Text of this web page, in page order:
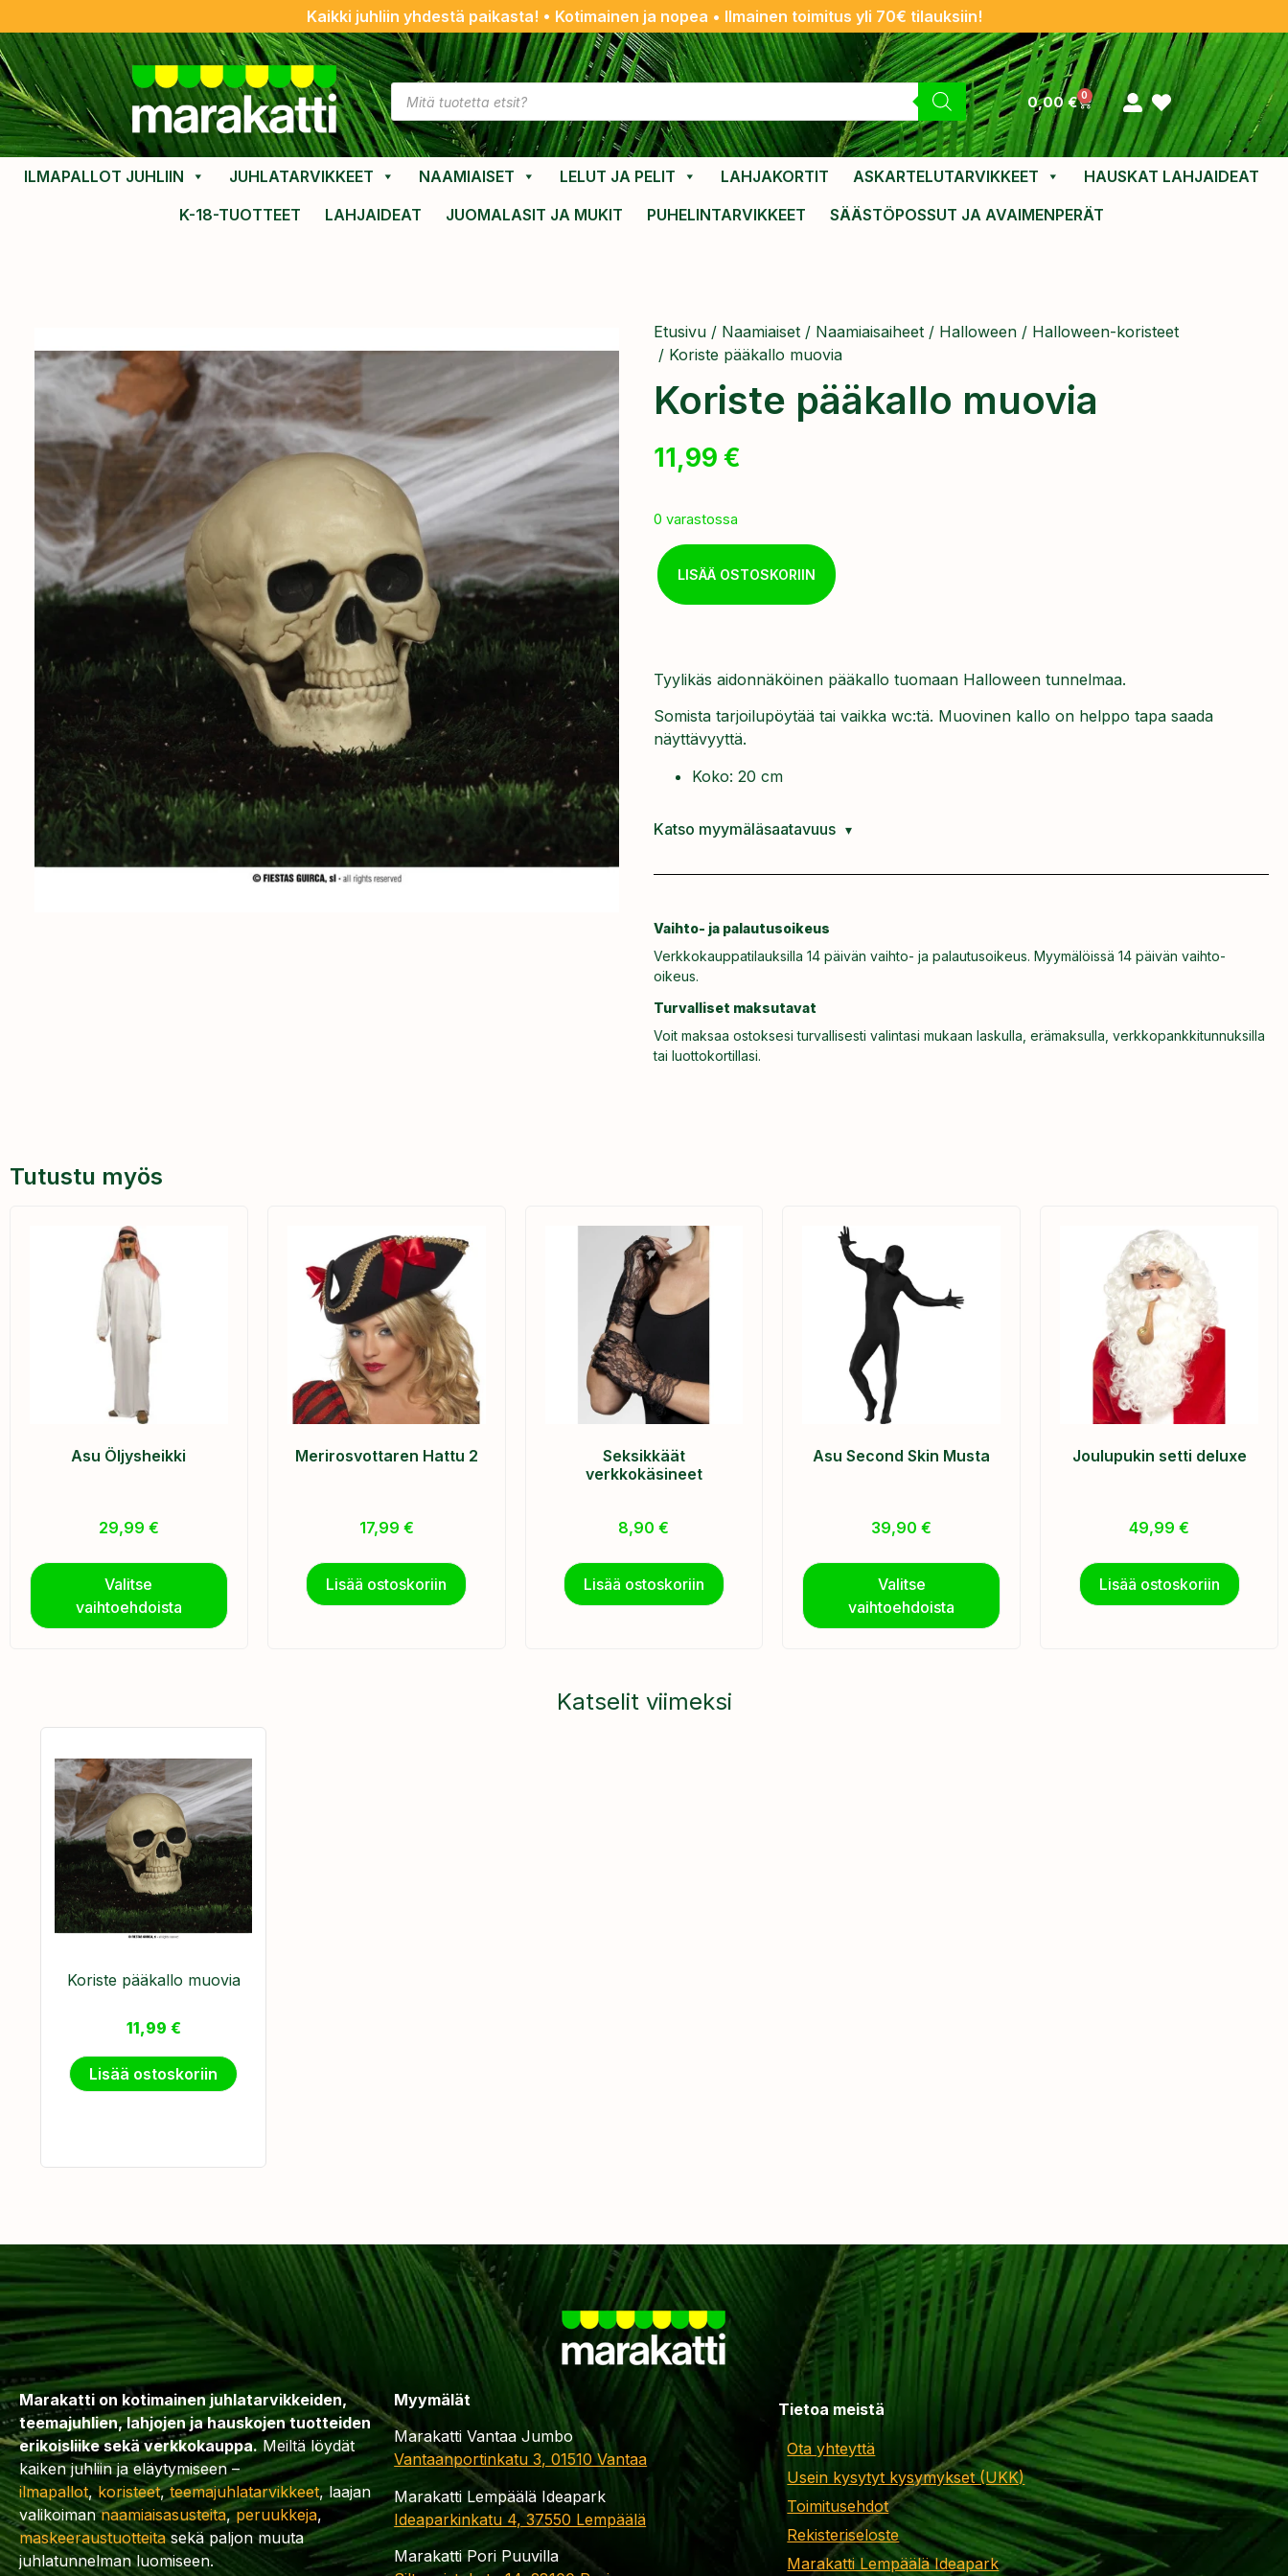
Kaikki juhliin yhdestä paikasta! • Kotimainen ja nopea • Ilmainen toimitus yli 70€ tilauksiin!
0,00€ 0
ILMAPALLOT JUHLIIN JUHLATARVIKKEET NAAMIAISET LELUT JA PELIT LAHJAKORTIT ASKARTELUTARVIKKEET
HAUSKAT LAHJAIDEAT
K-18-TUOTTEET
LAHJAIDEAT JUOMALASIT JA MUKIT PUHELINTARVIKKEET SÄÄSTÖPOSSUT JA AVAIMENPERÄT
Etusivu / Naamiaiset / Naamiaisaiheet / Halloween / Halloween-koristeet
/ Koriste pääkallo muovia
Koriste pääkallo muovia
11,99 €
0 varastossa
LISÄÄ OSTOSKORIIN
Tyylikäs aidonnäköinen pääkallo tuomaan Halloween tunnelmaa.
Somista tarjoilupöytää tai vaikka wc:tä. Muovinen kallo on helppo tapa saada
näyttävyyttä.
Koko: 20 cm
Katso myymäläsaatavuus
Vaihto- ja palautusoikeus
Verkkokauppatilauksilla 14 päivän vaihto- ja palautusoikeus. Myymälöissä 14 päivän vaihto-
oikeus.
Turvalliset maksutavat
Voit maksaa ostoksesi turvallisesti valintasi mukaan laskulla, erämaksulla, verkkopankkitunnuksilla
tai luottokortillasi.
Tutustu myös
Asu Öljysheikki
29,99 €
Valitse
vaihtoehdoista
Merirosvottaren Hattu 2
17,99 €
Lisää ostoskoriin
Seksikkäät
verkkokäsineet
8,90€
Lisää ostoskoriin
Asu Second Skin Musta
39,90€
Valitse
vaihtoehdoista
Joulupukin setti deluxe
49,99€
Lisää ostoskoriin
Katselit viimeksi
Koriste pääkallo muovia
11,99 €
Lisää ostoskoriin
Marakatti on kotimainen juhlatarvikkeiden,
teemajuhlien, lahjojen ja hauskojen tuotteiden
erikoisliike sekä verkkokauppa.Meiltä löydät
kaiken juhliin ja eläytymiseen –
ilmapallot,koristeet,teemajuhlatarvikkeet, laajan
valikoimannaamiaisasusteita,peruukkeja,
maskeeraustuotteitasekä paljon muuta
juhlatunnelman luomiseen.
Myymälät
Marakatti Vantaa Jumbo
Vantaanportinkatu 3, 01510 Vantaa
Marakatti Lempäälä Ideapark
Ideaparkinkatu 4, 37550 Lempäälä
Marakatti Pori Puuvilla
Tietoa meistä
Ota yhteyttä
Usein kysytyt kysymykset (UKK)
Toimitusehdot
Rekisteriseloste
Marakatti Lempäälä Ideapark